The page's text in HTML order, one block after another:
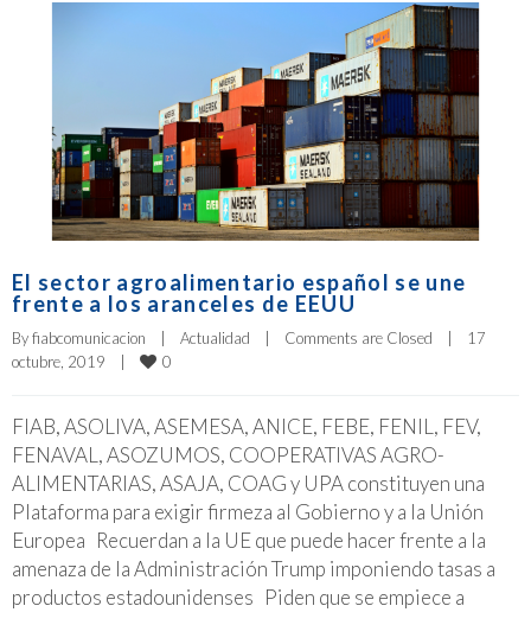
El sector agroalimentario español se une
frente a los aranceles de EEUU
By fiabcomunicacion Actualidad Comments are Closed
17
octubre, 2019
0
FIAB, ASOLIVA, ASEMESA, ANICE, FEBE, FENIL, FEV,
FENAVAL, ASOZUMOS, COOPERATIVAS AGRO-
ALIMENTARIAS, ASAJA, COAG y UPA constituyen una
Plataforma para exigir firmeza al Gobierno y a la Unión
Europea Recuerdan a la UE que puede hacer frente a la
amenaza de la Administración Trump imponiendo tasas a
productos estadounidenses Piden que se empiece a